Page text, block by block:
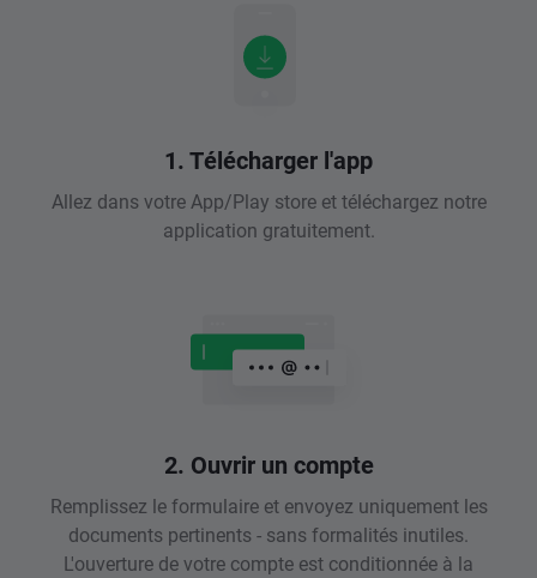
1. Télécharger l'app
Allez dans votre App/Play store et téléchargez notre
application gratuitement.
2. Ouvrir un compte
Remplissez le formulaire et envoyez uniquement les
documents pertinents - sans formalités inutiles.
L'ouverture de votre compte est conditionnée à la